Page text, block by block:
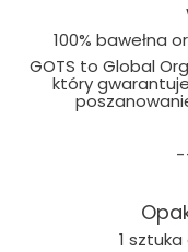
100% bawełna
GOTS to Global
który
1